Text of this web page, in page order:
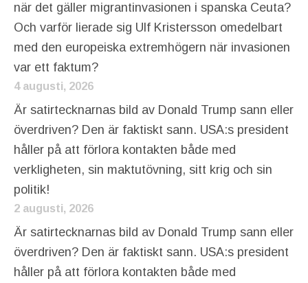
när det gäller migrantinvasionen i spanska Ceuta?
Och varför lierade sig Ulf Kristersson omedelbart
med den europeiska extremhögern när invasionen
var ett faktum?
4 augusti, 2026
Är satirtecknarnas bild av Donald Trump sann eller
överdriven? Den är faktiskt sann. USA:s president
håller på att förlora kontakten både med
verkligheten, sin maktutövning, sitt krig och sin
politik!
2 augusti, 2026
Är satirtecknarnas bild av Donald Trump sann eller
överdriven? Den är faktiskt sann. USA:s president
håller på att förlora kontakten både med